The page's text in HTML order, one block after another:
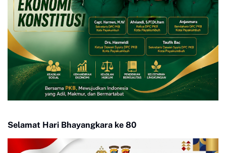
Selamat Hari Bhayangkara ke 80